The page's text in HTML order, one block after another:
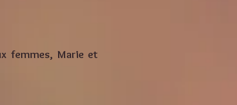
femmes, Marie et